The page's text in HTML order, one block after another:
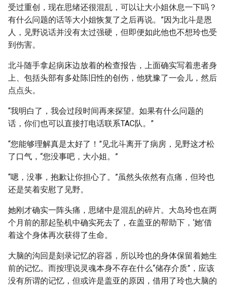
受过重创，现在思绪还很混乱，可以让大小姐休息一下吗？
有什么问题的话等大小姐恢复了之后再说。”因为北斗是恩
人，见野说话并没有太过强硬，但即便如此他也不想玲也受
到伤害。
北斗随手拿起病床边放着的检查报告，上面确实写着患者身
上、包括头部有多处陈旧性的创伤，他犹豫了一会儿，然后
点点头。
“我明白了，我会过段时间再来探望。如果有什么问题的
话，你们也可以直接打电话联系TAC队。”
“您能够理解真是太好了！”见北斗离开了病房，见野这才松
了口气，“您没事吧，大小姐。”
“嗯，没事，抱歉让你担心了。”虽然头依然有点痛，但玲也
还是笑着安慰了见野。
她刚才确实一阵头痛，思绪中是混乱的碎片。大岛玲也在两
个月前的那起坠机中确实死去了，在盖亚的帮助下，‘她’借
着这个身体再次获得了生命。
大脑的沟回是刻录记忆的容器，所以玲也的身体保留着她生
前的记忆。而按理说灵魂本身不存在什么“储存介质”，应该
没有所谓的记忆，但或许是盖亚的原因，借用了玲也大脑的